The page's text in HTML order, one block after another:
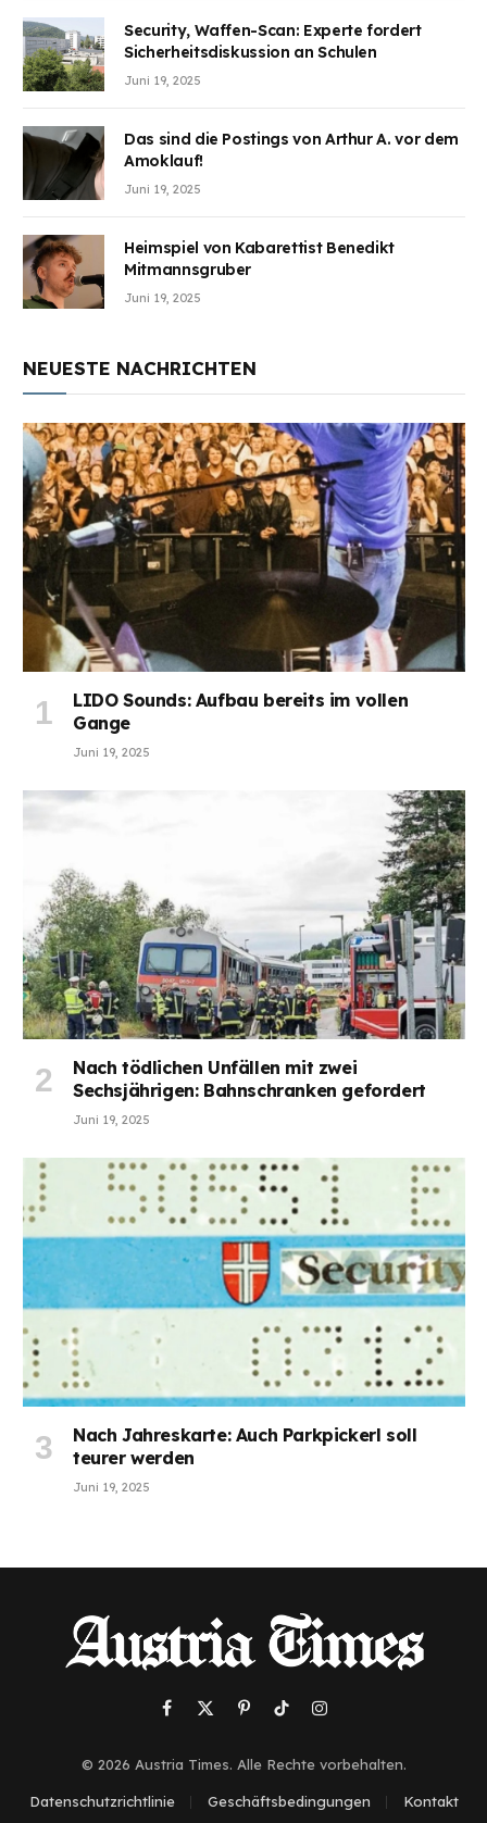
Security, Waffen-Scan: Experte fordert
Sicherheitsdiskussion an Schulen
Juni 19, 2025
Das sind die Postings von Arthur A. vor dem
Amoklauf!
Juni 19, 2025
Heimspiel von Kabarettist Benedikt
Mitmannsgruber
Juni 19, 2025
NEUESTE NACHRICHTEN
LIDO Sounds: Aufbau bereits im vollen
Gange
Juni 19, 2025
Nach tödlichen Unfällen mit zwei
Sechsjährigen: Bahnschranken gefordert
Juni 19, 2025
Nach Jahreskarte: Auch Parkpickerl soll
teurer werden
Juni 19, 2025
Facebook
X
PinterestTikTokInstagram
© 2026 Austria Times. Alle Rechte vorbehalten.
Datenschutzrichtlinie Geschäftsbedingungen Kontakt